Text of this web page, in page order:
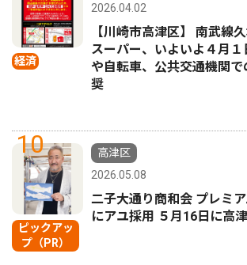
経済
2026.04.02
【川崎市高津区】 南武線
スーパー、いよいよ４月
や自転車、公共交通機関
奨
10
ピックアッ
プ（PR）
高津区
2026.05.08
二子大通り商和会 プレミ
にアユ採用 ５月16日に高